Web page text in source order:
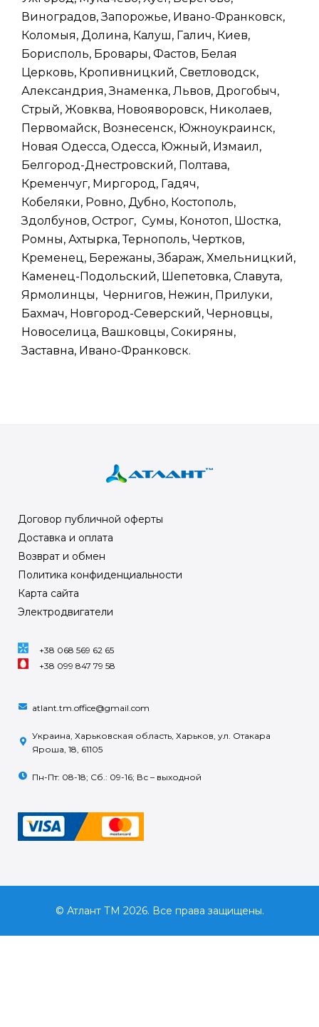
Виноградов, Запорожье, Ивано-Франковск,
Коломыя, Долина, Калуш, Галич, Киев,
Борисполь, Бровары, Фастов, Белая
Церковь, Кропивницкий, Светловодск,
Александрия, Знаменка, Львов, Дрогобыч,
Стрый, Жовква, Новояворовск, Николаев,
Первомайск, Вознесенск, Южноукраинск,
Новая Одесса, Одесса, Южный, Измаил,
Белгород-Днестровский, Полтава,
Кременчуг, Миргород, Гадяч,
Кобеляки, Ровно, Дубно, Костополь,
Здолбунов, Острог, Сумы, Конотоп, Шостка,
Ромны, Ахтырка, Тернополь, Чертков,
Кременец, Бережаны, Збараж, Хмельницкий,
Каменец-Подольский, Шепетовка, Славута,
Ярмолинцы, Чернигов, Нежин, Прилуки,
Бахмач, Новгород-Северский, Черновцы,
Новоселица, Вашковцы, Сокиряны,
Заставна, Ивано-Франковск.
Договор публичной оферты
Доставка и оплата
Возврат и обмен
Политика конфиденциальности
Карта сайта
Электродвигатели
+38 068 569 62 65
+38 099 847 79 58
atlant.tm.office@gmail.com
Украина, Харьковская область, Харьков, ул. Отакара
Яроша, 18, 61105
Пн-Пт: 08-18; Сб.: 09-16; Вс – выходной
© Атлант ТМ 2026. Все права защищены.